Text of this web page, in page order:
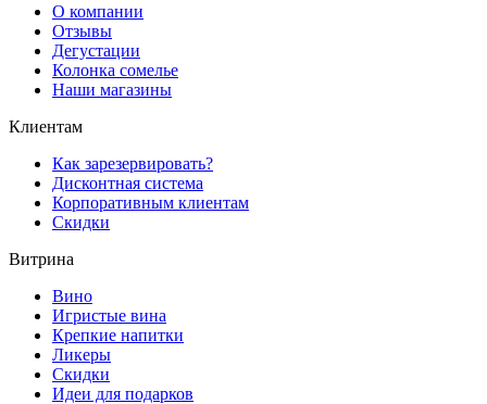
О компании
Отзывы
Дегустации
Колонка сомелье
Наши магазины
Клиентам
Как зарезервировать?
Дисконтная система
Корпоративным клиентам
Скидки
Витрина
Вино
Игристые вина
Крепкие напитки
Ликеры
Скидки
Идеи для подарков